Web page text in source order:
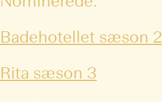
Badehotellet sæson 2
Rita sæson 3